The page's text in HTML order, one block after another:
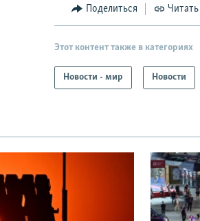
Поделиться Читать
Этот контент также в категориях
Новости - мир Новости